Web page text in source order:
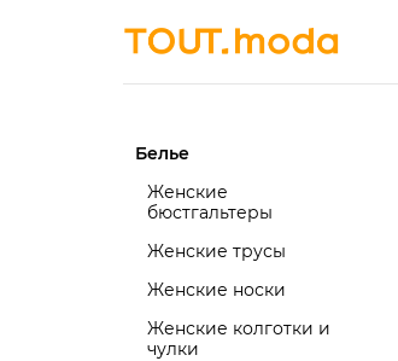
Белье
Женские
бюстгальтеры
Женские трусы
Женские носки
Женские колготки и
чулки